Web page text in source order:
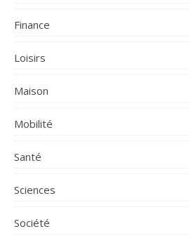
Finance
Loisirs
Maison
Mobilité
Santé
Sciences
Société